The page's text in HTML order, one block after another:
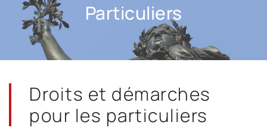
Particuliers
Droits et démarches
pour les particuliers